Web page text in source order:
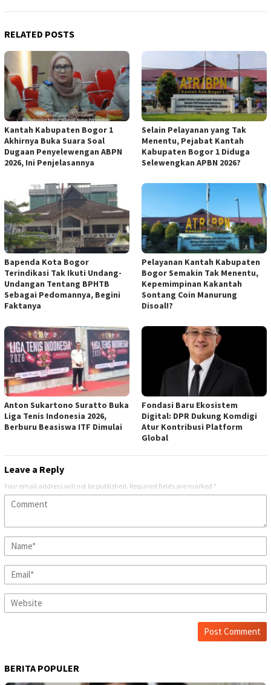
RELATED POSTS
Kantah Kabupaten Bogor 1
Akhirnya Buka Suara Soal
Dugaan Penyelewengan ABPN
2026, Ini Penjelasannya
Selain Pelayanan yang Tak
Menentu, Pejabat Kantah
Kabupaten Bogor 1 Diduga
Selewengkan APBN 2026?
Bapenda Kota Bogor
Terindikasi Tak Ikuti Undang-
Undangan Tentang BPHTB
Sebagai Pedomannya, Begini
Faktanya
Pelayanan Kantah Kabupaten
Bogor Semakin Tak Menentu,
Kepemimpinan Kakantah
Sontang Coin Manurung
Disoal!?
Anton Sukartono Suratto Buka
Liga Tenis Indonesia 2026,
Berburu Beasiswa ITF Dimulai
Fondasi Baru Ekosistem
Digital: DPR Dukung Komdigi
Atur Kontribusi Platform
Global
Leave a Reply
Your email address will not be published. Required fields are marked *
BERITA POPULER